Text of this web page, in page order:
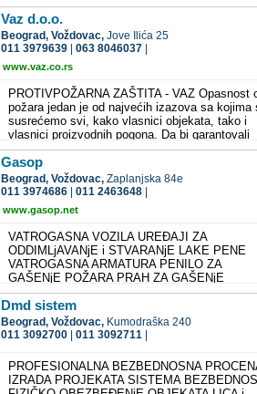
Vaz d.o.o.
Beograd,Voždovac,Jove Ilića 25
011 3979639 |063 8046037
www.vaz.co.rs
PROTIVPOŽARNA ZAŠTITA - VAZ Opasnost
požara jedan je od najvećih izazova sa kojima
susrećemo svi, kako vlasnici objekata, tako i
vlasnici proizvodnih pogona. Da bi garantovali
bezbednost, sigurnost i odgovornost prema
ljudskom životu kao i prema imovini, zakoni koji
uređuju oblast protivpožarne zaštite moraju se
poštovati. Opasnost od požara može se sprečiti
, kao što su kvalitetna vatrogasna creva,
hidrantski ventili i dr. VAZ doo je priznat
proizvođač i snabdevač protivpožarnom
Vatrogasne armature, creva, aparati, ormari
dizajnirani su korišćenjem standardnih
u proizvodnji protivpožarne opreme. Proizvodi
nudimo, obezbeđuju efikasno gašenje u
situacijama i štite vaš život i imovinu u kritičnim
situacijama.
Gasop
Beograd,Voždovac,Zaplanjska 84e
011 3974686 |011 2463648
www.gasop.net
VATROGASNA VOZILA UREĐAJI ZA
ODDIMLjAVANjE i STVARANjE LAKE PENE
VATROGASNA ARMATURA PENILO ZA
GAŠENjE POŽARA PRAH ZA GAŠENjE
POŽARA VATROGASNA CREVA
Dmd sistem
Beograd,Voždovac, Kumodraška 240
011 3092700 |011 3092711
PROFESIONALNA BEZBEDNOSNA
IZRADA PROJEKATA SISTEMA